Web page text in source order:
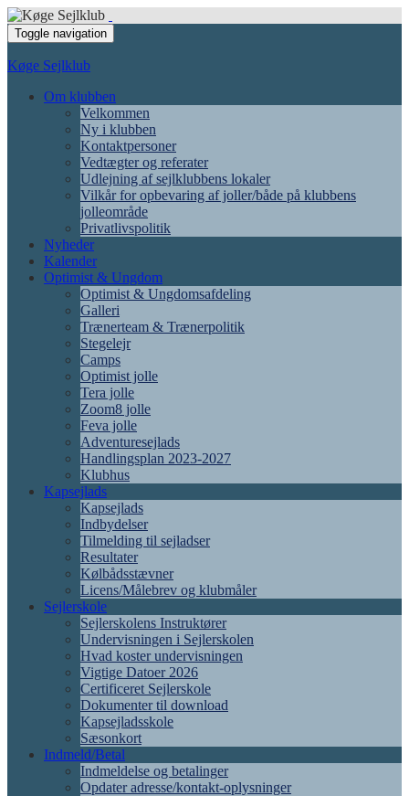
Toggle navigation
Køge Sejlklub
Om klubben
Velkommen
Ny i klubben
Kontaktpersoner
Vedtægter og referater
Udlejning af sejlklubbens lokaler
Vilkår for opbevaring af joller/både på klubbens
jolleområde
Privatlivspolitik
Nyheder
Kalender
Optimist & Ungdom
Optimist & Ungdomsafdeling
Galleri
Trænerteam & Trænerpolitik
Stegelejr
Camps
Optimist jolle
Tera jolle
Zoom8 jolle
Feva jolle
Adventuresejlads
Handlingsplan 2023-2027
Klubhus
Kapsejlads
Kapsejlads
Indbydelser
Tilmelding til sejladser
Resultater
Kølbådsstævner
Licens/Målebrev og klubmåler
Sejlerskole
Sejlerskolens Instruktører
Undervisningen i Sejlerskolen
Hvad koster undervisningen
Vigtige Datoer 2026
Certificeret Sejlerskole
Dokumenter til download
Kapsejladsskole
Sæsonkort
Indmeld/Betal
Indmeldelse og betalinger
Opdater adresse/kontakt-oplysninger